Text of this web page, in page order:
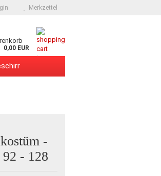
Merkzettel
0,00 EUR
-
- 128